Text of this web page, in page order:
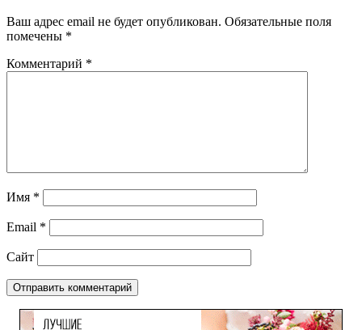
Ваш адрес email не будет опубликован. Обязательные поля
помечены *
Комментарий *
Имя *
Email *
Сайт